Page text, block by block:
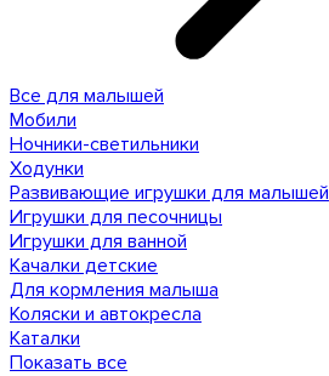
Все для малышей
Мобили
Ночники-светильники
Ходунки
Развивающие игрушки для малышей
Игрушки для песочницы
Игрушки для ванной
Качалки детские
Для кормления малыша
Коляски и автокресла
Каталки
Показать все